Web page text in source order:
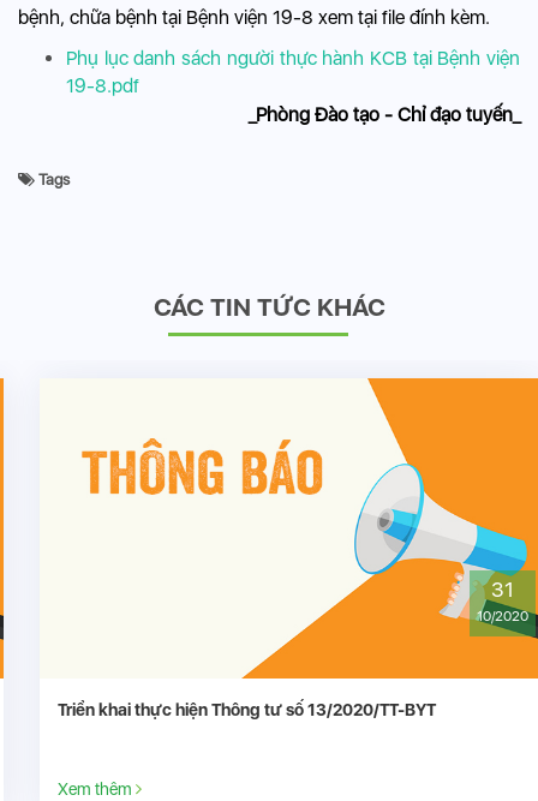
bệnh, chữa bệnh tại Bệnh viện 19-8 xem tại file đính kèm.
Phụ lục danh sách người thực hành KCB tại Bệnh viện
19-8.pdf
_Phòng Đào tạo - Chỉ đạo tuyến_
Tags
CÁC TIN TỨC KHÁC
31
10/2020
Triển khai thực hiện Thông tư số 13/2020/TT-BYT
Xem thêm